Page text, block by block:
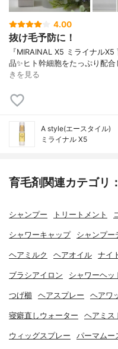
4.00
抜け毛予防に！
『MIRAINAL X5 ミライナル
品✨ヒト幹細胞をたっぷり配
きを見る
A style(エースタイル)
ミライナル X5
育毛剤関連カテゴリ
シャンプー トリートメント
シャワーキャップ シャンプー
ヘアミルク ヘアオイル ナイ
ブラシアイロン シャワーヘッ
つげ櫛 ヘアスプレー ヘアワ
寝癖直しウォーター ヘアミス
ウィッグスプレー パーマムー